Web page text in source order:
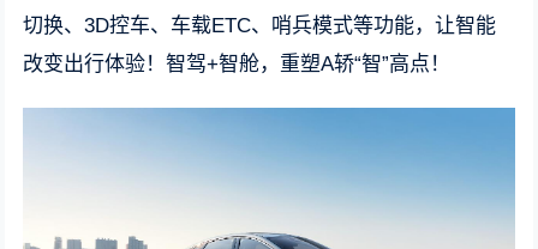
切换、3D控车、车载ETC、哨兵模式等功能，让智能
改变出行体验！智驾+智舱，重塑A轿“智”高点！